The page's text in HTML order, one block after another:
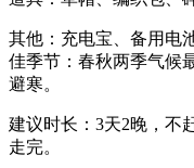
其他：充电宝、备用电
佳季节：春秋两季气候
避寒。
建议时长：3天2晚，不
走完。